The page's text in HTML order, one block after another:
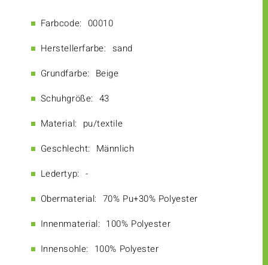
Farbcode: 00010
Herstellerfarbe: sand
Grundfarbe: Beige
Schuhgröße: 43
Material: pu/textile
Geschlecht: Männlich
Ledertyp: -
Obermaterial: 70% Pu+30% Polyester
Innenmaterial: 100% Polyester
Innensohle: 100% Polyester